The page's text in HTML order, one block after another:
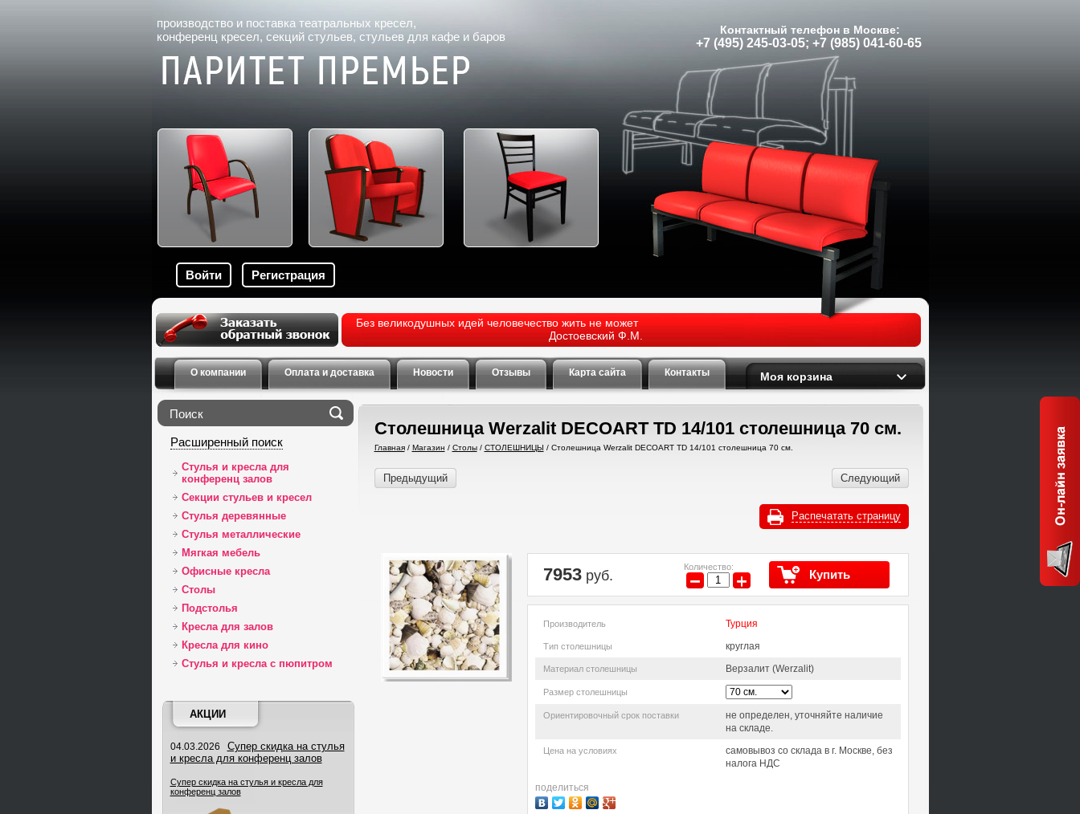
О компании Оплата и доставка Новости Отзывы Карта сайта Контакты
Без великодушных идей человечество жить не может
Достоевский Ф.М.
производство и поставка театральных кресел,
конференц кресел, секций стульев, стульев для кафе и баров Контактный телефон в Москве:
+7 (495) 245-03-05; +7 (985) 041-60-65
Войти Регистрация
Моя корзина
Расширенный поиск
Стулья и кресла для
конференц залов
Секции стульев и кресел
Стулья деревянные
Стулья металлические
Мягкая мебель
Офисные кресла
Столы
Подстолья
Кресла для залов
Кресла для кино
Стулья и кресла с пюпитром
АКЦИИ
04.03.2026
Супер скидка на стулья
и кресла для конференц залов
Супер скидка на стулья и кресла для
конференц залов
Столешница Werzalit DECOART TD 14/101 столешница 70 см.
Главная/ Магазин / Столы/ СТОЛЕШНИЦЫ / Столешница Werzalit DECOART TD 14/101 столешница 70 см.
Предыдущий Следующий
Распечатать страницу
7953руб.
Количество:
− + Купить
Производитель Турция
Тип столешницы круглая
Материал столешницы Верзалит (Werzalit)
Размер столешницы
Ориентировочный срок поставки
не определен, уточняйте наличие
на складе.
Цена на условиях
самовывоз со склада в г. Москве, без
налога НДС
поделиться